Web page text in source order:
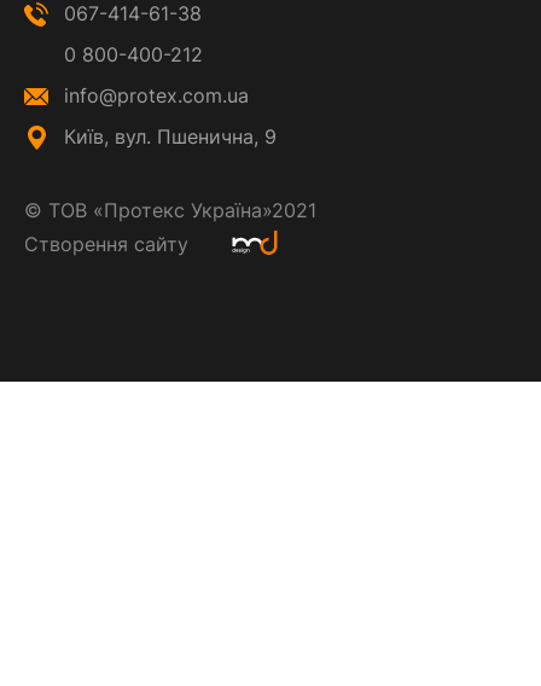
067-414-61-38
0 800-400-212
info@protex.com.ua
Київ, вул. Пшенична, 9
© ТОВ «Протекс Україна»2021
Створення сайту